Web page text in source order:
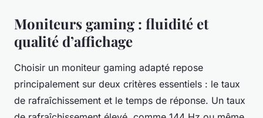
Moniteurs gaming : fluidité et
qualité d’affichage
Choisir un moniteur gaming adapté repose
principalement sur deux critères essentiels : le taux
de rafraîchissement et le temps de réponse. Un taux